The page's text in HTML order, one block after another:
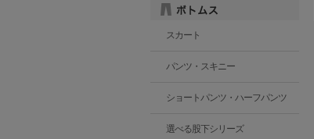
スカート
パンツ・スキニー
ショートパンツ・ハーフパンツ
選べる股下シリーズ